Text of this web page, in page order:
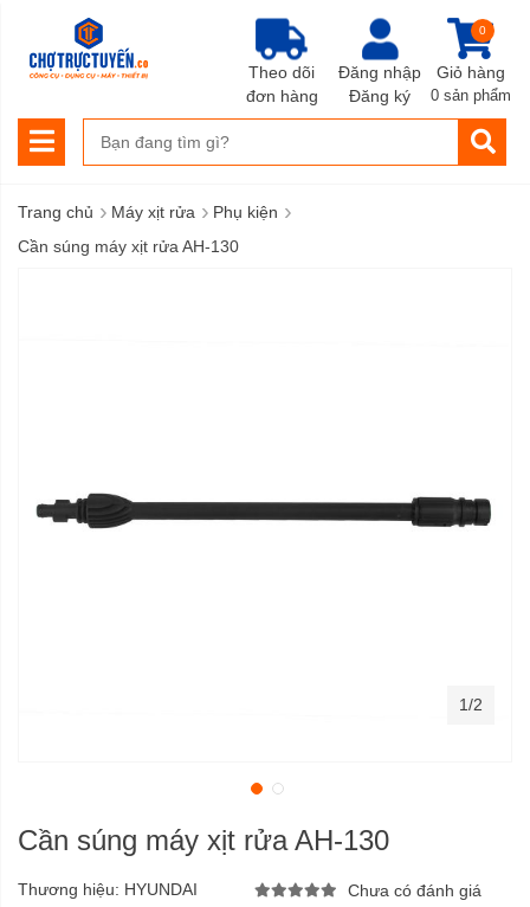
Đăng nhập
Đăng ký
Giỏ hàng
0
0 sản phẩm
Theo dõi
đơn hàng
Trang chủ › Máy xịt rửa › Phụ kiện ›
Cần súng máy xịt rửa AH-130
Cần súng máy xịt rửa AH-130
Thương hiệu: HYUNDAI Chưa có đánh giá
1/2